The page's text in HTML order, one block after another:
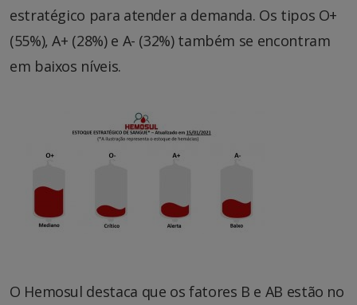
estratégico para atender a demanda. Os tipos O+
(55%), A+ (28%) e A- (32%) também se encontram
em baixos níveis.
O Hemosul destaca que os fatores B e AB estão no